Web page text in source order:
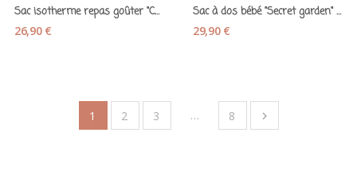
Sac isotherme repas goûter "Cerf" rose
26,90 €
Sac à dos bébé "Secret garden" cerises - Kidzroom
29,90 €
1 2 3 … 8 